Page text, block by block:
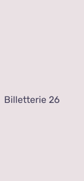
Billetterie 26